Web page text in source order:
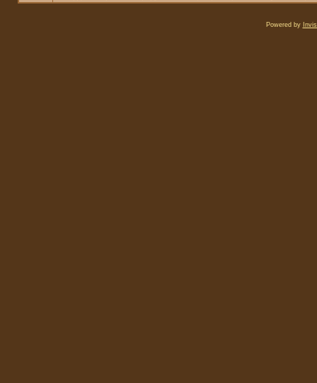
Powered by